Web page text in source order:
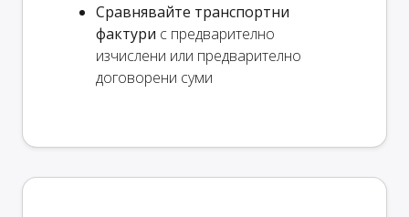
Сравнявайте транспортни
фактури с предварително
изчислени или предварително
договорени суми